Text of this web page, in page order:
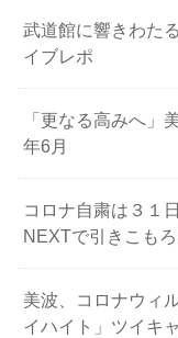
武道館に響きわた
イブレポ
「更なる高みへ」
年6月
コロナ自粛は３１
NEXTで引きこも
美波、コロナウィ
イハイト」ツイキ